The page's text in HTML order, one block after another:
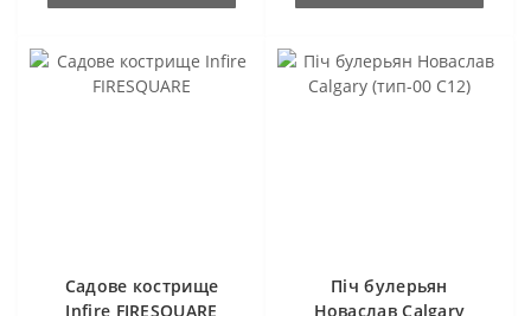
Садове кострище
Infire FIRESQUARE
Піч булерьян
Новаслав Calgary